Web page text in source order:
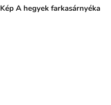
Kép A hegyek farkasárnyéka